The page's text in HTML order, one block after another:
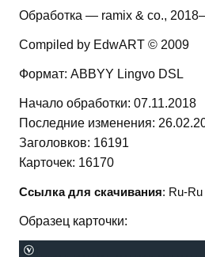
Обработка — ramix & co.,
Compiled by EdwART © 2009
Формат: ABBYY Lingvo DSL
Начало обработки: 07.11.2018
Последние изменения:
Заголовков: 16191
Карточек: 16170
Ссылка для скачивания: Ru-
Образец карточки: